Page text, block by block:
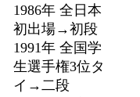
1986年 全日本
初出場→初段
1991年 全国学
生選手権3位タ
イ→二段